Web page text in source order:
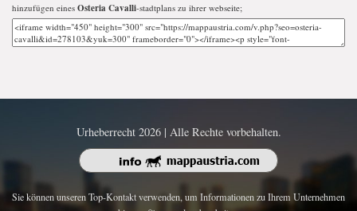
hinzufügen eines Osteria Cavalli-stadtplans zu ihrer webseite;
Urheberrecht 2026 | Alle Rechte vorbehalten.
Sie können unseren Top-Kontakt verwenden, um Informationen zu Ihrem Unternehmen